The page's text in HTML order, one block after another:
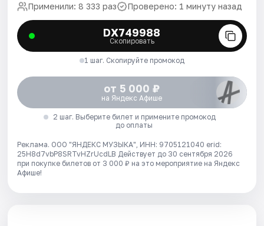
Применили: 8 333 раз Проверено: 1 минуту назад
DX749988
Скопировать
1 шаг. Скопируйте промокод
от 5 000 ₽
на Яндекс Афише
2 шаг. Выберите билет и примените промокод
до оплаты
Реклама. ООО "ЯНДЕКС МУЗЫКА", ИНН: 9705121040 erid:
25H8d7vbP8SRTvHZrUcdLB Действует до 30 сентября 2026
при покупке билетов от 3 000 ₽ на это мероприятие на Яндекс
Афише!